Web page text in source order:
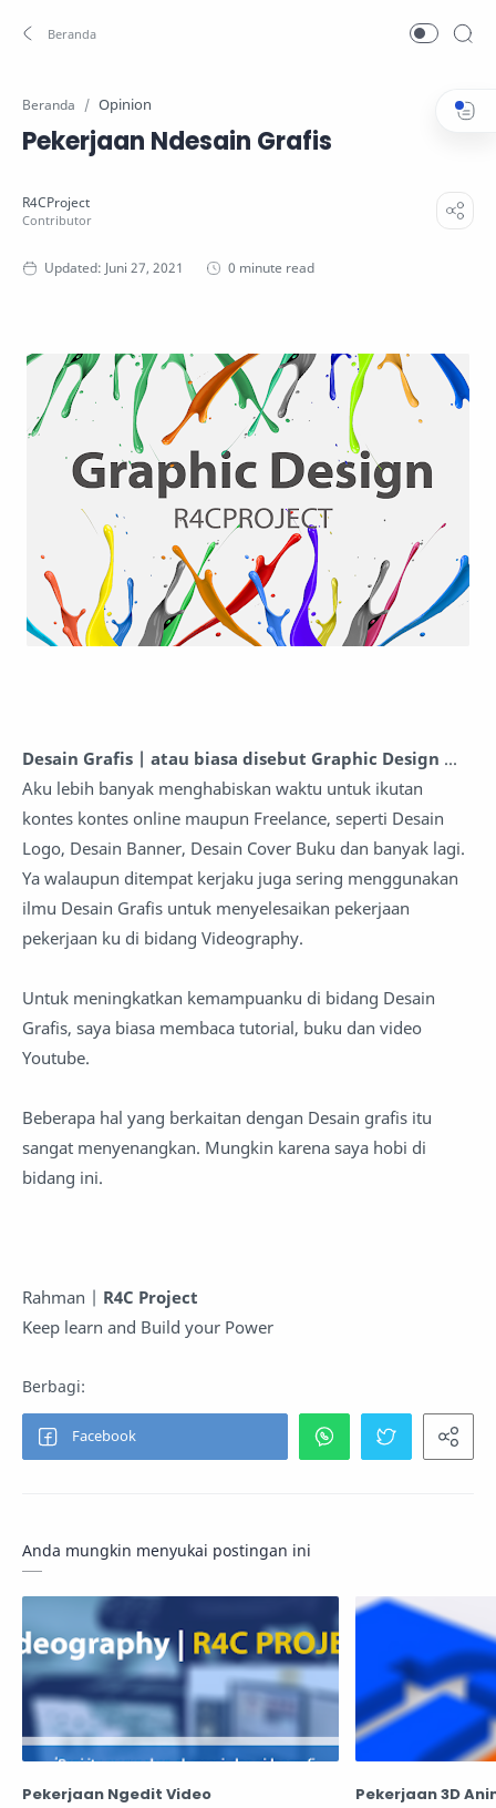
Beranda Opinion
Pekerjaan Ndesain Grafis
0 minute read
Desain Grafis | atau biasa disebut Graphic Design ...
Aku lebih banyak menghabiskan waktu untuk ikutan
kontes kontes online maupun Freelance, seperti Desain
Logo, Desain Banner, Desain Cover Buku dan banyak lagi.
Ya walaupun ditempat kerjaku juga sering menggunakan
ilmu Desain Grafis untuk menyelesaikan pekerjaan
pekerjaan ku di bidang Videography.
Untuk meningkatkan kemampuanku di bidang Desain
Grafis, saya biasa membaca tutorial, buku dan video
Youtube.
Beberapa hal yang berkaitan dengan Desain grafis itu
sangat menyenangkan. Mungkin karena saya hobi di
bidang ini.
Rahman | R4C Project
Keep learn and Build your Power
Anda mungkin menyukai postingan ini
Pekerjaan Ngedit Video Pekerjaan 3D